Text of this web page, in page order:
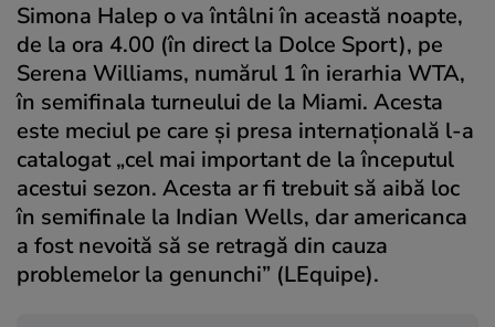
Simona Halep o va întâlni în această noapte,
de la ora 4.00 (în direct la Dolce Sport), pe
Serena Williams, numărul 1 în ierarhia WTA,
în semifinala turneului de la Miami. Acesta
este meciul pe care şi presa internaţională l-a
catalogat „cel mai important de la începutul
acestui sezon. Acesta ar fi trebuit să aibă loc
în semifinale la Indian Wells, dar americanca
a fost nevoită să se retragă din cauza
problemelor la genunchi” (LEquipe).